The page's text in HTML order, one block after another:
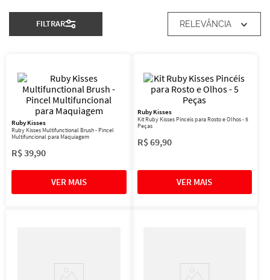
FILTRAR RELEVÂNCIA
Ruby Kisses
Ruby Kisses Multifunctional Brush - Pincel
Multifuncional para Maquiagem
R$39,90
Ruby Kisses
Kit Ruby Kisses Pincéis para Rosto e Olhos - 5
Peças
R$69,90